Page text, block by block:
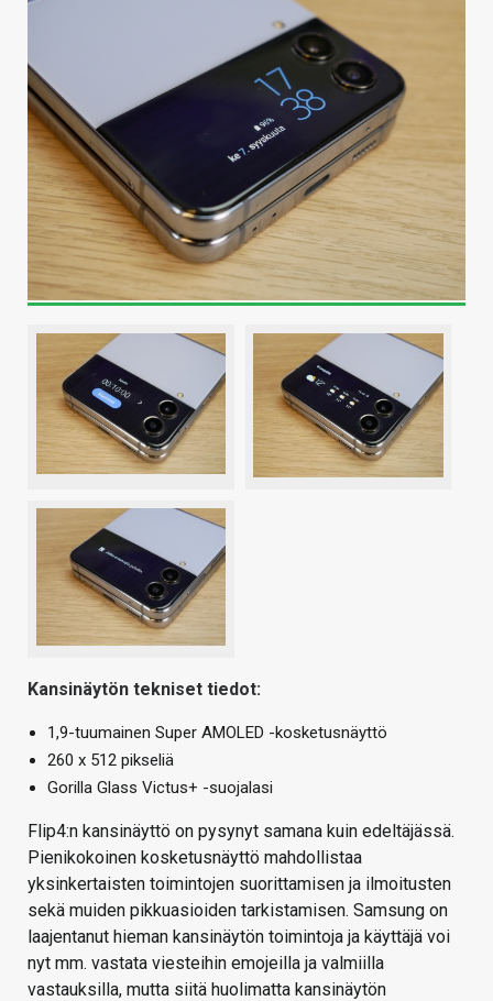
Kansinäytön tekniset tiedot:
1,9-tuumainen Super AMOLED -kosketusnäyttö
260 x 512 pikseliä
Gorilla Glass Victus+ -suojalasi
Flip4:n kansinäyttö on pysynyt samana kuin edeltäjässä.
Pienikokoinen kosketusnäyttö mahdollistaa
yksinkertaisten toimintojen suorittamisen ja ilmoitusten
sekä muiden pikkuasioiden tarkistamisen. Samsung on
laajentanut hieman kansinäytön toimintoja ja käyttäjä voi
nyt mm. vastata viesteihin emojeilla ja valmiilla
vastauksilla, mutta siitä huolimatta kansinäytön